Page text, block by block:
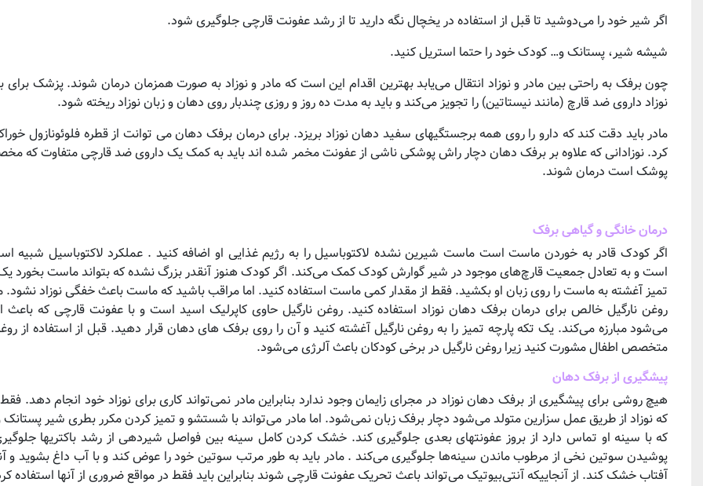
اگر شیر خود را می‌دوشید تا قبل از استفاده در یخچال نگه دارید تا از رشد عفونت قارچی جلوگیری شود.
شیشه شیر، پستانک و… کودک خود را حتما استریل کنید.
چون برفک به راحتی بین مادر و نوزاد انتقال می‌یابد بهترین اقدام این است که مادر و نوزاد به صورت همزمان درمان شوند. پزشک
نوزاد داروی ضد قارچ (مانند نیستاتین) را تجویز می‌کند و باید به مدت ده روز و روزی چندبار روی دهان و زبان نوزاد ریخته شود.
مادر باید دقت کند که دارو را روی همه برجستگیهای سفید دهان نوزاد بریزد. برای درمان برفک دهان می توانت از قطره فلوئونازول
کرد. نوزادانی که علاوه بر برفک دهان دچار راش پوشکی ناشی از عفونت مخمر شده اند باید به کمک یک داروی ضد قارچی متفاوت که
پوشک است درمان شوند.
درمان خانگی و گیاهی برفک
اگر کودک قادر به خوردن ماست است ماست شیرین نشده لاکتوباسیل را به رژیم غذایی او اضافه کنید . عملکرد لاکتوباسیل شبیه
است و به تعادل جمعیت قارچ‌های موجود در شیر گوارش کودک کمک می‌کند. اگر کودک هنوز آنقدر بزرگ نشده که بتواند ماست بخورد یک
تمیز آغشته به ماست را روی زبان او بکشید. فقط از مقدار کمی ماست استفاده کنید. اما مراقب باشید که ماست باعث خفگی نوزاد نشود.
روغن نارگیل خالص برای درمان برفک دهان نوزاد استفاده کنید. روغن نارگیل حاوی کاپرلیک اسید است و با عفونت قارچی که باعث
می‌شود مبارزه می‌کند. یک تکه پارچه تمیز را به روغن نارگیل آغشته کنید و آن را روی برفک های دهان قرار دهید. قبل از استفاده از
متخصص اطفال مشورت کنید زیرا روغن نارگیل در برخی کودکان باعث آلرژی می‌شود.
پیشگیری از برفک دهان
هیچ روشی برای پیشگیری از برفک دهان نوزاد در مجرای زایمان وجود ندارد بنابراین مادر نمی‌تواند کاری برای نوزاد خود انجام دهد.
که نوزاد از طریق عمل سزارین متولد می‌شود دچار برفک زبان نمی‌شود. اما مادر می‌تواند با شستشو و تمیز کردن مکرر بطری شیر
که با سینه او تماس دارد از بروز عفونتهای بعدی جلوگیری کند. خشک کردن کامل سینه بین فواصل شیردهی از رشد باکتریها
پوشیدن سوتین نخی از مرطوب ماندن سینه‌ها جلوگیری می‌کند . مادر باید به طور مرتب سوتین خود را عوض کند و با آب داغ بشوید و
آفتاب خشک کند. از آنجاییکه آنتی‌بیوتیک می‌تواند باعث تحریک عفونت قارچی شوند بنابراین باید فقط در مواقع ضروری از آنها استفاده